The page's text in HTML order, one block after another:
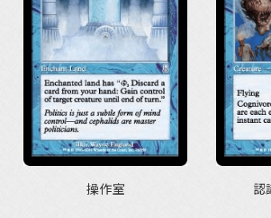
操作室 認